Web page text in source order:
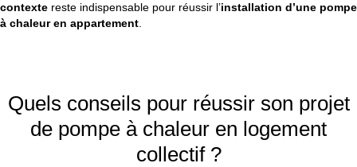
contexte reste indispensable pour réussir l’installation d’une pompe
à chaleur en appartement.
Quels conseils pour réussir son projet
de pompe à chaleur en logement
collectif ?